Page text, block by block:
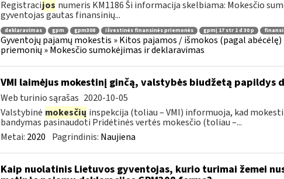
Registracijos numeris KM1186 Ši informacija skelbiama: Mokesčio
gyventojas gautas finansinių...
deklaravimas gpm gpm308 išvestinės finansinės priemonės gpmį 17 str 1 d 30 p
Gyventojų pajamų mokestis » Kitos pajamos / išmokos (pagal
priemonių » Mokesčio sumokėjimas ir deklaravimas
VMI laimėjus mokestinį ginčą, valstybės biudžetą papildys
Web turinio sąrašas 2020-10-05
Valstybinė mokesčių inspekcija (toliau – VMI) informuoja, kad
bandymas pasinaudoti Pridėtinės vertės mokesčio (toliau –...
Metai: 2020 Pagrindinis: Naujiena
Kaip nuolatinis Lietuvos gyventojas, kurio turimai žemei